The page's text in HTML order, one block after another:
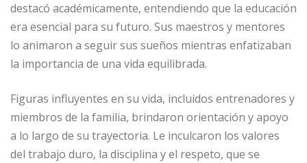
destacó académicamente, entendiendo que la educación
era esencial para su futuro. Sus maestros y mentores
lo animaron a seguir sus sueños mientras enfatizaban
la importancia de una vida equilibrada.
Figuras influyentes en su vida, incluidos entrenadores y
miembros de la familia, brindaron orientación y apoyo
a lo largo de su trayectoria. Le inculcaron los valores
del trabajo duro, la disciplina y el respeto, que se